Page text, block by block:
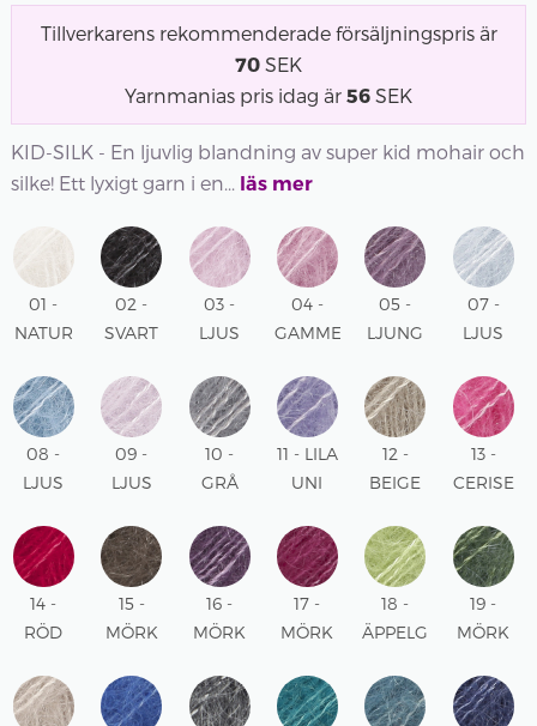
Tillverkarens rekommenderade försäljningspris är
70 SEK
Yarnmanias pris idag är 56 SEK
KID-SILK - En ljuvlig blandning av super kid mohair och
silke! Ett lyxigt garn i en... läs mer
01 -
NATUR
02 -
SVART
03 -
LJUS
UNI
04 -
GAMMELROSA
05 -
LJUNG
07 -
LJUS
UNI
08 -
LJUS
UNI
09 -
LJUS
UNI
10 -
GRÅ
11 - LILA
UNI
12 -
BEIGE
13 -
CERISE
14 -
RÖD
15 -
MÖRK
UNI
16 -
MÖRK
UNI
17 -
MÖRK
UNI
18 -
ÄPPELGRÖN
19 -
MÖRK
UNI